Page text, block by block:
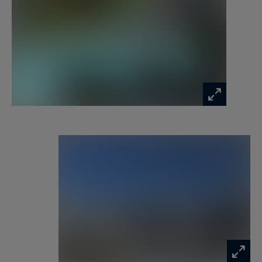
les îles du Golfe du Morbihan : îles- aux-Moines,
Île d’Arz ; Golf de Baden avec sa magnifique vue